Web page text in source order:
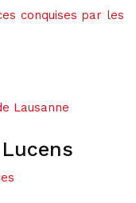
conquises par les
Lausanne